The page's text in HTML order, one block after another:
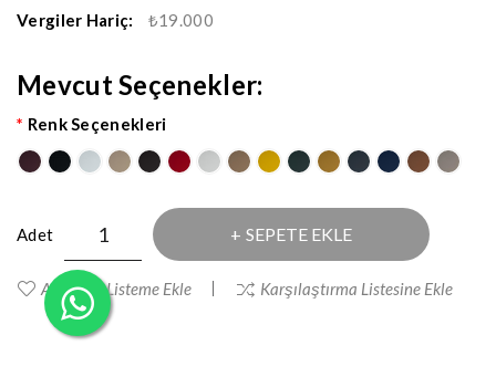
Vergiler Hariç:
₺19.000
Mevcut Seçenekler:
Renk Seçenekleri
Adet SEPETE EKLE
Alışveriş Listeme Ekle Karşılaştırma Listesine Ekle